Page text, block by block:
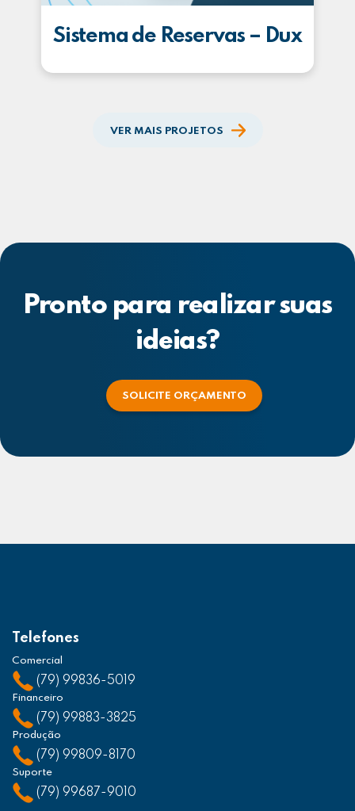
Sistema de Reservas – Dux
VER MAIS PROJETOS
Pronto para realizar suas
ideias?
SOLICITE ORÇAMENTO
Telefones
Comercial
(79) 99836-5019
Financeiro
(79) 99883-3825
Produção
(79) 99809-8170
Suporte
(79) 99687-9010